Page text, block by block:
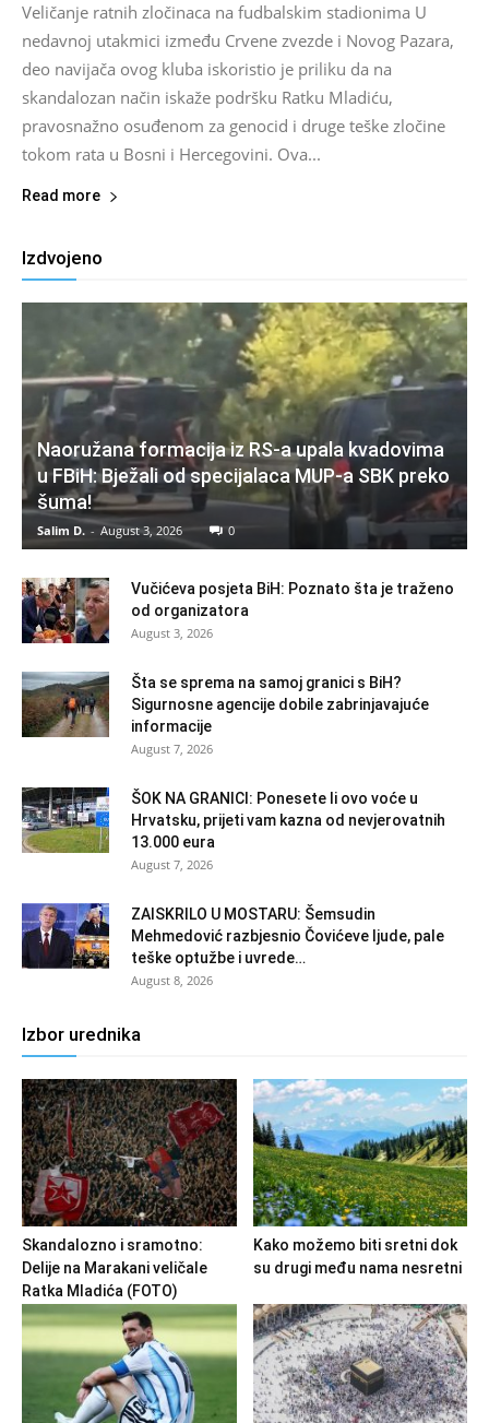
Veličanje ratnih zločinaca na fudbalskim stadionima U
nedavnoj utakmici između Crvene zvezde i Novog Pazara,
deo navijača ovog kluba iskoristio je priliku da na
skandalozan način iskaže podršku Ratku Mladiću,
pravosnažno osuđenom za genocid i druge teške zločine
tokom rata u Bosni i Hercegovini. Ova...
Read more
Izdvojeno
Naoružana formacija iz RS-a upala kvadovima
u FBiH: Bježali od specijalaca MUP-a SBK preko
šuma!
Salim D. - August 3, 2026 0
Vučićeva posjeta BiH: Poznato šta je traženo
od organizatora
August 3, 2026
Šta se sprema na samoj granici s BiH?
Sigurnosne agencije dobile zabrinjavajuće
informacije
August 7, 2026
ŠOK NA GRANICI: Ponesete li ovo voće u
Hrvatsku, prijeti vam kazna od nevjerovatnih
13.000 eura
August 7, 2026
ZAISKRILO U MOSTARU: Šemsudin
Mehmedović razbjesnio Čovićeve ljude, pale
teške optužbe i uvrede…
August 8, 2026
Izbor urednika
Skandalozno i sramotno:
Delije na Marakani veličale
Ratka Mladića (FOTO)
Kako možemo biti sretni dok
su drugi među nama nesretni